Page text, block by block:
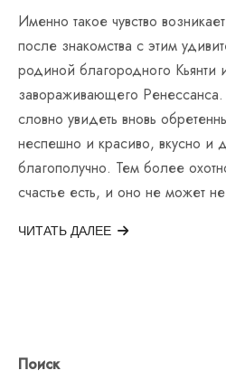
Именно такое чувство
после знакомства с этим
родиной благородного Кьянти
завораживающего
словно увидеть вновь
неспешно и красиво, вкусно и
благополучно. Тем более
счастье есть, и оно не может не
ЧИТАТЬ ДАЛЕЕ
Поиск